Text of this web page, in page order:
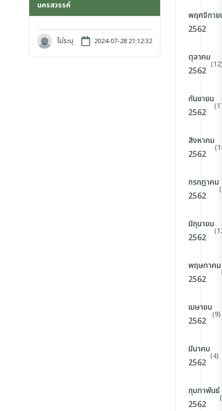
นครสวรรค์
ไม่ระบุ 2024-07-28 21:12:32
พฤศจิกาย
2562
ตุลาคม
2562
กันยายน
2562
สิงหาคม
2562
กรกฎาคม
2562
มิถุนายน
2562
พฤษภาคม
2562
เมษายน
2562
(9)
มีนาคม
2562
(4)
กุมภาพันธ์
2562